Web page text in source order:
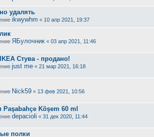
удалять
ikwywhm « 10 апр 2021, 19:37
ЯБулочник « 03 апр 2021, 11:46
Стува - продано!
just me « 21 мар 2021, 16:18
Nick59 « 13 фев 2021, 10:56
Köşem 60 ml
depacioli « 31 дек 2020, 11:44
полки